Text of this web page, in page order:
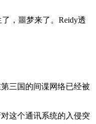
，噩梦来了。Reidy透
三国的间谍网络已经被
这个通讯系统的入侵突